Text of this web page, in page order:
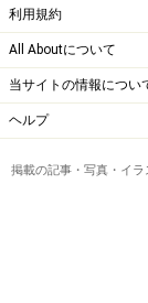
利用規約
All Aboutについて
当サイトの情報につい
ヘルプ
掲載の記事・写真・イ